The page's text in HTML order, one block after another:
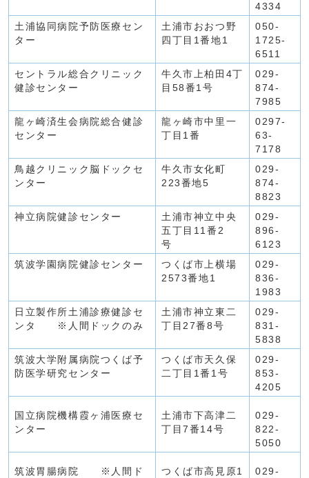
4334
土浦協同病院予防医療セン
ター
土浦市おおつ野
四丁目1番地1
050-
1725-
6511
セントラル総合クリニック
健診センター
牛久市上柏田4丁
目58番1号
029-
874-
7985
龍ヶ崎済生会病院総合健診
センター
龍ヶ崎市中里一
丁目1番
0297-
63-
7178
鳥越クリニック脳ドックセ
ンター
牛久市女化町
223番地5
029-
874-
8823
神立病院健診センター
土浦市神立中央
五丁目11番2
号
029-
896-
6123
筑波学園病院健診センター
つくば市上横場
2573番地1
029-
836-
1983
日立製作所土浦診療健診セ
ンタ ※人間ドックのみ
土浦市神立東二
丁目27番8号
029-
831-
5838
筑波大学附属病院つくば予
防医学研究センター
つくば市天久保
二丁目1番1号
029-
853-
4205
国立病院機構霞ヶ浦医療セ
ンター
土浦市下高津二
丁目7番14号
029-
822-
5050
筑波胃腸病院 ※人間ド つくば市高見原1 029-